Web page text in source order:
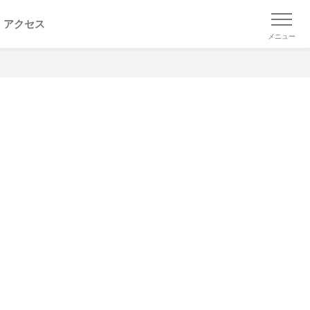
アクセス
メニュー